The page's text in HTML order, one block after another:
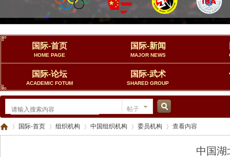
国际-首页
HOME PAGE
国际-新闻
MAJOR NEWS
国际-论坛
ACADEMIC FOTUM
国际-武术
SHARED GROUP
帖子
搜
国际-首页 组织机构 中国组织机构 委员机构 查看内容
中国湖